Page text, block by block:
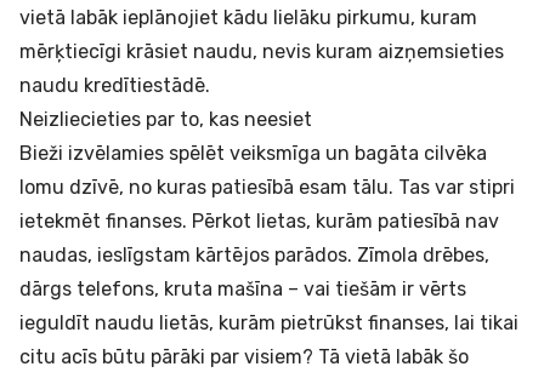
vietā labāk ieplānojiet kādu lielāku pirkumu, kuram
mērķtiecīgi krāsiet naudu, nevis kuram aizņemsieties
naudu kredītiestādē.
Neizliecieties par to, kas neesiet
Bieži izvēlamies spēlēt veiksmīga un bagāta cilvēka
lomu dzīvē, no kuras patiesībā esam tālu. Tas var stipri
ietekmēt finanses. Pērkot lietas, kurām patiesībā nav
naudas, ieslīgstam kārtējos parādos. Zīmola drēbes,
dārgs telefons, kruta mašīna – vai tiešām ir vērts
ieguldīt naudu lietās, kurām pietrūkst finanses, lai tikai
citu acīs būtu pārāki par visiem? Tā vietā labāk šo